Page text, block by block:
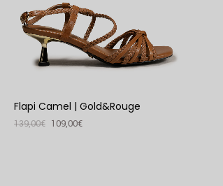
Flapi Camel | Gold&Rouge
139,00€ 109,00€